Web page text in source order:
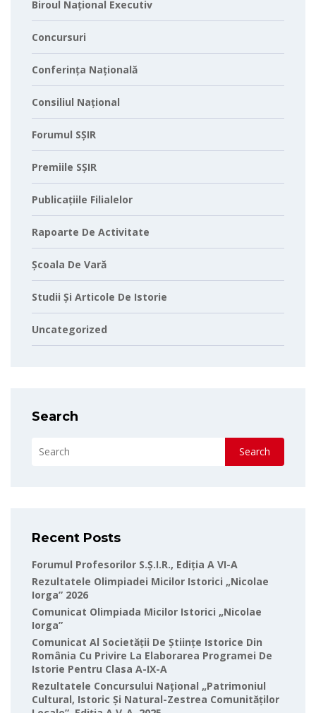
Biroul Național Executiv
Concursuri
Conferința Națională
Consiliul Național
Forumul SȘIR
Premiile SȘIR
Publicațiile Filialelor
Rapoarte De Activitate
Școala De Vară
Studii Și Articole De Istorie
Uncategorized
Search
Search
Recent Posts
Forumul Profesorilor S.Ș.I.R., Ediția A VI-A
Rezultatele Olimpiadei Micilor Istorici „Nicolae
Iorga” 2026
Comunicat Olimpiada Micilor Istorici „Nicolae
Iorga”
Comunicat Al Societății De Științe Istorice Din
România Cu Privire La Elaborarea Programei De
Istorie Pentru Clasa A-IX-A
Rezultatele Concursului Național „Patrimoniul
Cultural, Istoric Și Natural-Zestrea Comunităților